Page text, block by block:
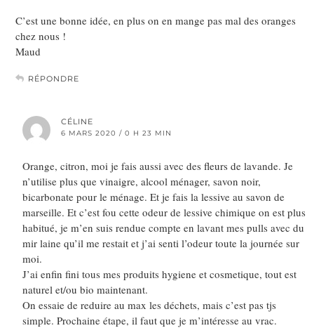
C’est une bonne idée, en plus on en mange pas mal des oranges
chez nous !
Maud
RÉPONDRE
CÉLINE
6 MARS 2020 / 0 H 23 MIN
Orange, citron, moi je fais aussi avec des fleurs de lavande. Je
n’utilise plus que vinaigre, alcool ménager, savon noir,
bicarbonate pour le ménage. Et je fais la lessive au savon de
marseille. Et c’est fou cette odeur de lessive chimique on est plus
habitué, je m’en suis rendue compte en lavant mes pulls avec du
mir laine qu’il me restait et j’ai senti l’odeur toute la journée sur
moi.
J’ai enfin fini tous mes produits hygiene et cosmetique, tout est
naturel et/ou bio maintenant.
On essaie de reduire au max les déchets, mais c’est pas tjs
simple. Prochaine étape, il faut que je m’intéresse au vrac.